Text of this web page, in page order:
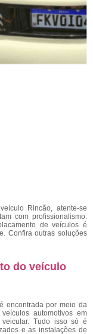
Rincão, atente-se
com profissionalismo.
de veículos é
Confira outras soluções
do veículo
encontrada por meio da
automotivos em
Tudo isso só é
e as instalações de